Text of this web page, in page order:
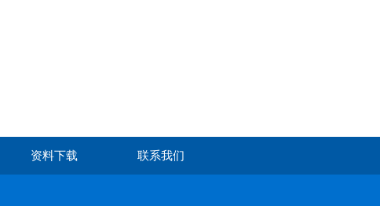
资料下载 联系我们